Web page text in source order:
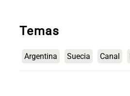
Temas
Argentina Suecia Canal